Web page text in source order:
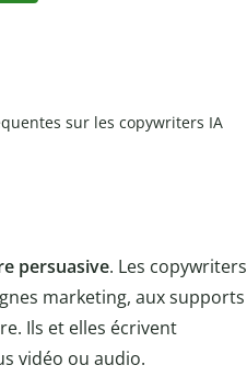
sur les copywriters IA
persuasive. Les copywriters
marketing, aux supports
Ils et elles écrivent
vidéo ou audio.